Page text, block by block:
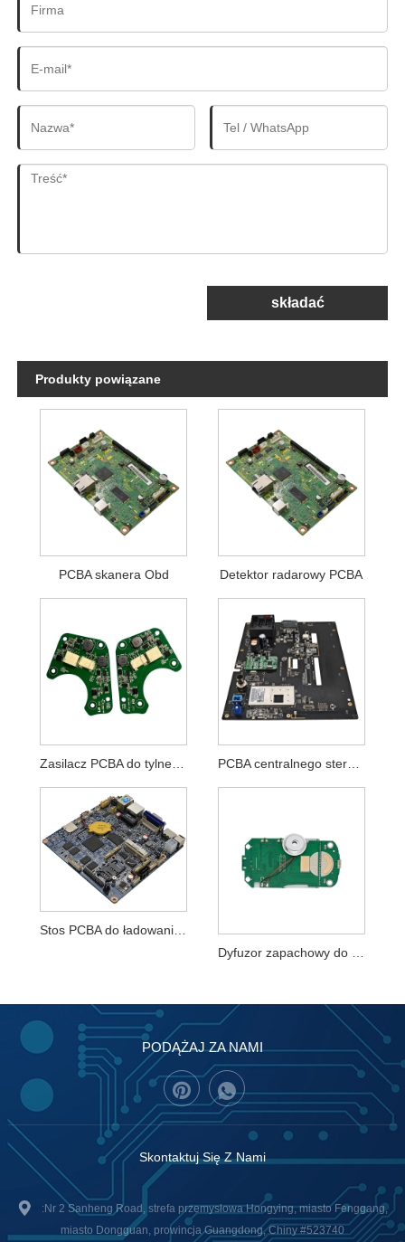
składać
Produkty powiązane
PCBA skanera Obd Detektor radarowy PCBA
Zasilacz PCBA do tylnego światła samochodu PCBA centralnego sterowania samochodowego
Stos PCBA do ładowania pojazdów elektrycznych
Dyfuzor zapachowy do samochodu PCBA
PODĄŻAJ ZA NAMI
Skontaktuj Się Z Nami
:Nr 2 Sanheng Road, strefa przemysłowa Hongying, miasto Fenggang,
miasto Dongguan, prowincja Guangdong, Chiny #523740